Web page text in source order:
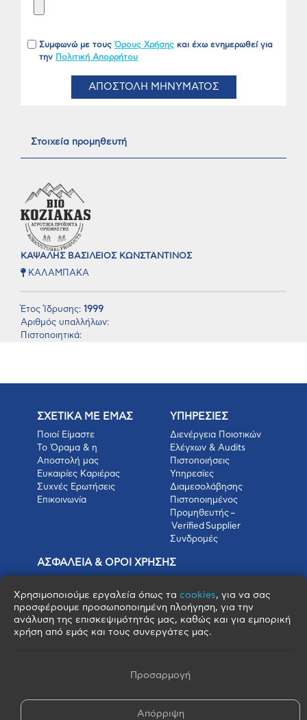
Συμφωνώ με τουςΌρους Χρήσης και έχω ενημερωθεί για
την Πολιτική Απορρήτου
ΑΠΟΣΤΟΛΗ ΜΗΝΥΜΑΤΟΣ
Στοιχεία προμηθευτή
ΚΑΨΑΛΗΣ ΒΑΣΙΛΕΙΟΣ ΚΩΝΣΤΑΝΤΙΝΟΣ
ΚΑΛΑΜΠΑΚΑ
Έτος Ίδρυσης: 1999
Αριθμός υπαλλήλων:
Πιστοποιητικά:
ΣΧΕΤΙΚΑ ΜΕ ΕΜΑΣ
Ποιοί Είμαστε
Το Όραμα & η
Αποστολή μας
Ευκαιρίες Καριέρας
Συχνές Ερωτήσεις
Επικοινωνία
ΥΠΗΡΕΣΙΕΣ
Διενέργεια Ποιοτικών
Ελέγχων & Audits
Πιστοποιήσεις
Υπηρεσίες
Διαμεσολάβησης
Πιστοποιημένος
Προμηθευτής –
Verified Supplier
Συνδρομές
ΑΣΦΑΛΕΙΑ & ΟΡΟΙ ΧΡΗΣΗΣ
Όροι Χρήσης
Όροι Πώλησης
Όροι Αγοράς
Πολιτική Cookies
Χρησιμοποιούμε εργαλεία όπως τα cookies, για να σας
προσφέρουμε προσωποποιημένη πλοήγηση, για την
ανάλυση της επισκεψιμότητάς μας, καθώς και για εμπορική
χρήση από εμάς και τους συνεργάτες μας.
Προσαρμογή
Απόρριψη